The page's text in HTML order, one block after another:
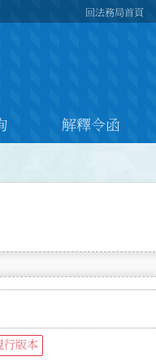
回法務局首頁
解釋令函
行版本